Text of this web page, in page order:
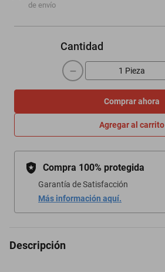
de envío
Cantidad
－
Comprar ahora
Agregar al carrito
Compra 100% protegida
Garantía de Satisfacción
Más información aquí.
Descripción